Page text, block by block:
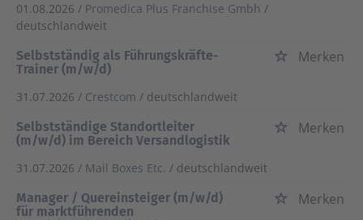
01.08.2026 / Promedica Plus Franchise Gmbh /
deutschlandweit
Selbstständig als Führungskräfte-
Trainer (m/w/d)
Merken
31.07.2026 / Crestcom / deutschlandweit
Selbstständige Standortleiter
(m/w/d) im Bereich Versandlogistik
Merken
31.07.2026 / Mail Boxes Etc. / deutschlandweit
Manager / Quereinsteiger (m/w/d)
für marktführenden
Merken